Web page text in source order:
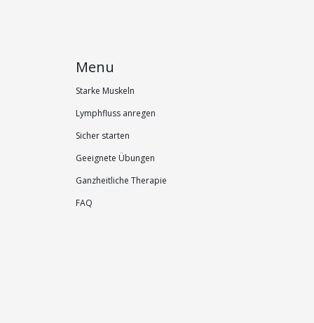
Menu
Starke Muskeln
Lymphfluss anregen
Sicher starten
Geeignete Übungen
Ganzheitliche Therapie
FAQ